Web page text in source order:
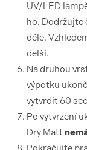
UV/LED
ho. Dodržujte
déle.
delší.
Na druhou
výpotku
vytvrdit 60
Po vytvrzení
Dry Matt